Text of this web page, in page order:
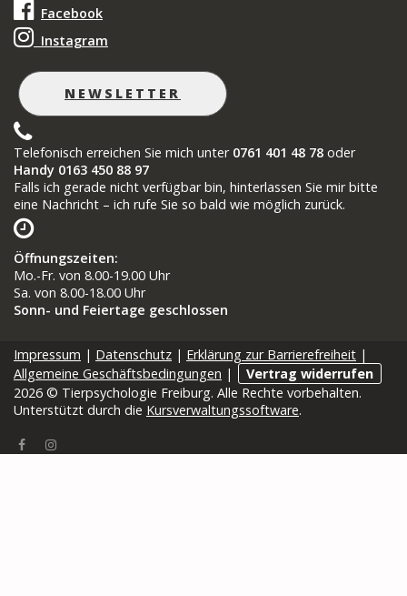
Facebook
Instagram
NEWSLETTER
Telefonisch erreichen Sie mich unter 0761 401 48 78 oder
Handy 0163 450 88 97
Falls ich gerade nicht verfügbar bin, hinterlassen Sie mir bitte
eine Nachricht – ich rufe Sie so bald wie möglich zurück.
Öffnungszeiten:
Mo.-Fr. von 8.00-19.00 Uhr
Sa. von 8.00-18.00 Uhr
Sonn- und Feiertage geschlossen
Impressum | Datenschutz | Erklärung zur Barrierefreiheit |
Allgemeine Geschäftsbedingungen |
Vertrag widerrufen
2026 © Tierpsychologie Freiburg. Alle Rechte vorbehalten.
Unterstützt durch die Kursverwaltungssoftware.